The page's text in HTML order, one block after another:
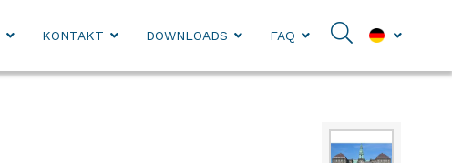
KONTAKT DOWNLOADS FAQ